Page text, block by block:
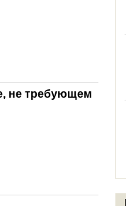
не требующем